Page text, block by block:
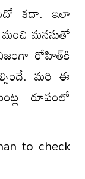
కదా. ఇలా
మనసుతో
రోహిత్‌కి
మరి ఈ
రూపంలో
to check